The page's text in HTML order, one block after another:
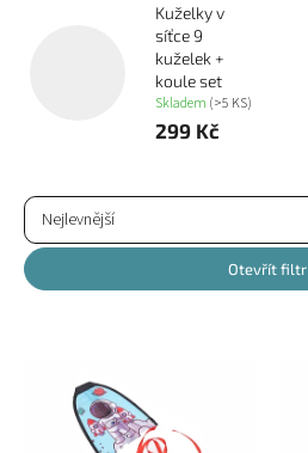
Kuželky v
síťce 9
kuželek +
koule set
Skladem (>5 KS)
299 Kč
Ř
z
e
n
Nejlevnější
Otevřít filtr